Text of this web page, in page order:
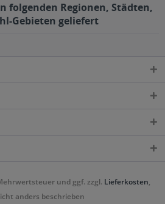
folgenden Regionen, Städten,
Gebieten geliefert
und ggf. zzgl. Lieferkosten,
anders beschrieben